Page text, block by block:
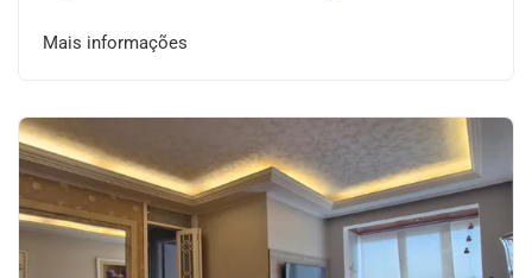
Mais informações